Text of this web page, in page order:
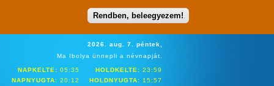
Rendben, beleegyezem!
2026. aug. 7. péntek,
Ma Ibolya ünnepli a névnapját.
NAPKELTE: 05:35 HOLDKELTE: 23:59
NAPNYUGTA: 20:12 HOLDNYUGTA: 15:57